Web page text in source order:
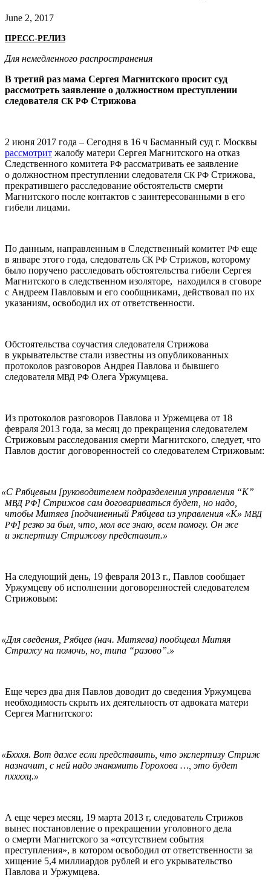
June 2, 2017
ПРЕСС-РЕЛИЗ
Для немедленного распространения
В третий раз мама Сергея Магнитского просит суд
рассмотреть заявление о должностном преступлении
следователя СК РФ Стрижова
2 июня 2017 года – Сегодня в 16 ч Басманный суд г. Москвы
рассмотрит жалобу матери Сергея Магнитского на отказ
Следственного комитета РФ рассматривать ее заявление
о должностном преступлении следователя СК РФ Стрижова,
прекратившего расследование обстоятельств смерти
Магнитского после контактов с заинтересованными в его
гибели лицами.
По данным, направленным в Следственный комитет РФ еще
в январе этого года, следователь СК РФ Стрижов, которому
было поручено расследовать обстоятельства гибели Сергея
Магнитского в следственном изоляторе, находился в сговоре
с Андреем Павловым и его сообщниками, действовал по их
указаниям, освободил их от ответственности.
Обстоятельства соучастия следователя Стрижова
в укрывательстве стали известны из опубликованных
протоколов разговоров Андрея Павлова и бывшего
следователя МВД РФ Олега Уржумцева.
Из протоколов разговоров Павлова и Уржемцева от 18
февраля 2013 года, за месяц до прекращения следователем
Стрижовым расследования смерти Магнитского, следует, что
Павлов достиг договоренностей со следователем Стрижовым:
«С Рябцевым [руководителем подразделения управления “К”
МВД РФ] Стрижов сам договариваться будет, но надо,
чтобы Митяев [подчиненный Рябцева из управления «К» МВД
РФ] резко за был, что, мол все знаю, всем помогу. Он же
и экспертизу Стрижову представит.»
На следующий день, 19 февраля 2013 г., Павлов сообщает
Уржумцеву об исполнении договоренностей следователем
Стрижовым:
«Для сведения, Рябцев (нач. Митяева) пообщеал Митяя
Стрижу на помочь, но, типа “разово”.»
Еще через два дня Павлов доводит до сведения Уржумцева
необходимость скрыть их деятельность от адвоката матери
Сергея Магнитского:
«Бхххя. Вот даже если представить, что экспертизу Стриж
назначит, с ней надо знакомить Горохова …, это будет
пxxxxц.»
А еще через месяц, 19 марта 2013 г, следователь Стрижов
вынес постановление о прекращении уголовного дела
о смерти Магнитского за «отсутствием события
преступления», в котором освободил от ответственности за
хищение 5,4 миллиардов рублей и его укрывательство
Павлова и Уржумцева.